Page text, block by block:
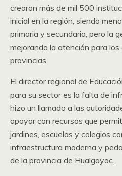
crearon más de mil 500
inicial en la región, siendo
primaria y secundaria, pero la
mejorando la atención para
provincias.
El director regional de
para su sector es la falta de
hizo un llamado a las
apoyar con recursos que
jardines, escuelas y colegios
infraestructura moderna y
de la provincia de Hualgayoc.